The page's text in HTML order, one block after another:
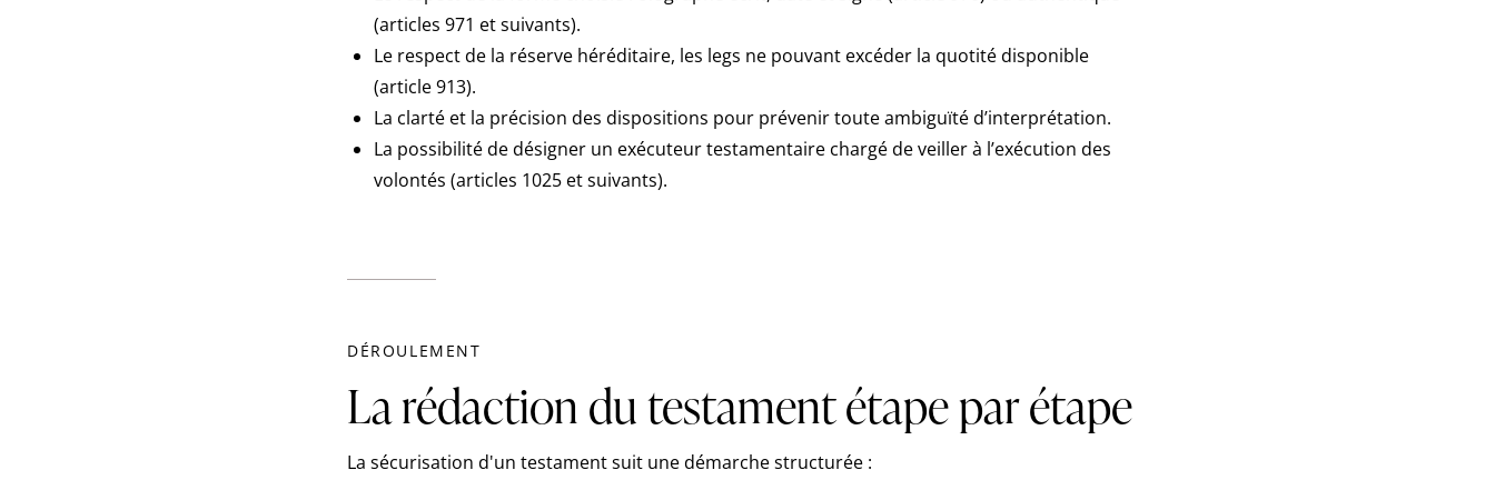
(articles 971 et suivants).
Le respect de la réserve héréditaire, les legs ne pouvant excéder la quotité disponible
(article 913).
La clarté et la précision des dispositions pour prévenir toute ambiguïté d’interprétation.
La possibilité de désigner un exécuteur testamentaire chargé de veiller à l’exécution des
volontés (articles 1025 et suivants).
DÉROULEMENT
La rédaction du testament étape par étape
La sécurisation d'un testament suit une démarche structurée :